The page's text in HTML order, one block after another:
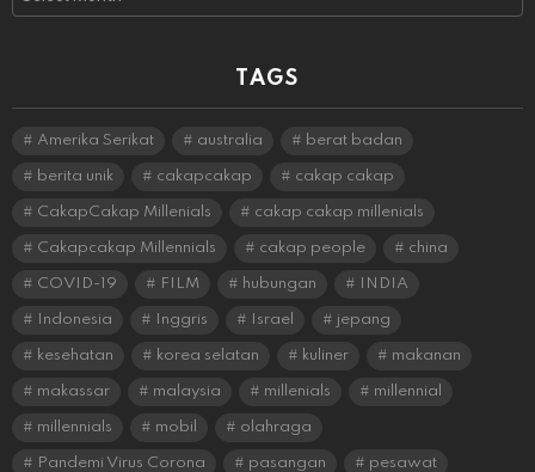
TAGS
Amerika Serikat australia berat badan
berita unik cakapcakap cakap cakap
CakapCakap Millenials cakap cakap millenials
Cakapcakap Millennials cakap people china
COVID-19 FILM hubungan INDIA
Indonesia Inggris Israel jepang
kesehatan korea selatan kuliner makanan
makassar malaysia millenials millennial
millennials mobil olahraga
Pandemi Virus Corona pasangan pesawat